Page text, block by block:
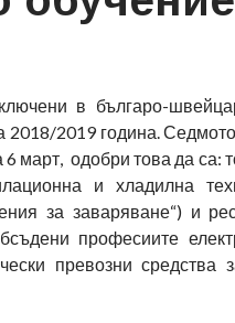
в българо-
2019 година.
март, одобри това да са:
и хладилна
за заваряване“) и
професиите
превозни средства